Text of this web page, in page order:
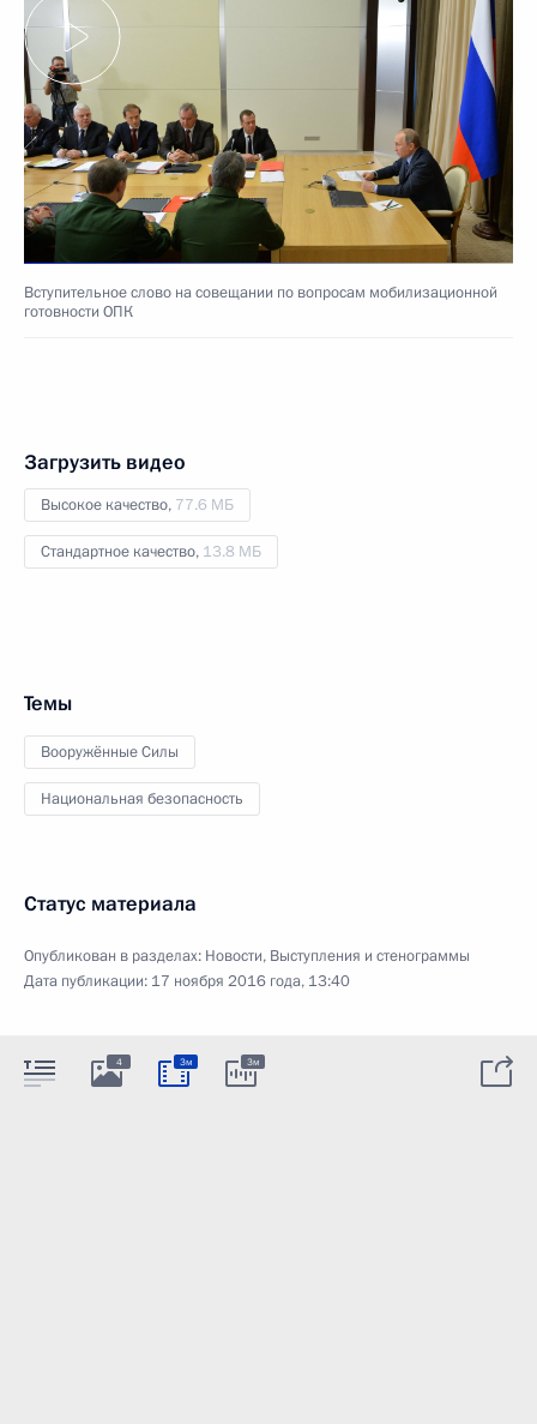
Вступительное слово на совещании по вопросам мобилизационной
готовности ОПК
Загрузить видео
Высокое качество, 77.6 МБ
Стандартное качество, 13.8 МБ
Темы
Вооружённые Силы
Национальная безопасность
Статус материала
Опубликован в разделах: Новости, Выступления и стенограммы
Дата публикации: 17 ноября 2016 года, 13:40
4 3м 3м